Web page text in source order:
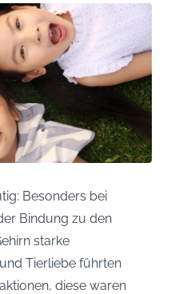
Besonders bei
Bindung zu den
starke
Tierliebe führten
diese waren